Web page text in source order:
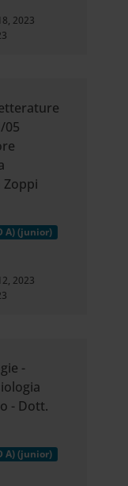
2023
05
A) (junior)
2023
-
- Dott.
A) (junior)